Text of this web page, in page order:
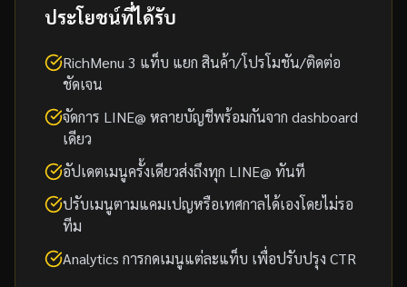
ประโยชน์ที่ได้รับ
RichMenu 3 แท็บ แยก สินค้า/โปรโมชัน/ติดต่อ
ชัดเจน
จัดการ LINE@ หลายบัญชีพร้อมกันจาก dashboard
เดียว
อัปเดตเมนูครั้งเดียวส่งถึงทุก LINE@ ทันที
ปรับเมนูตามแคมเปญหรือเทศกาลได้เองโดยไม่รอ
ทีม
Analytics การกดเมนูแต่ละแท็บ เพื่อปรับปรุง CTR